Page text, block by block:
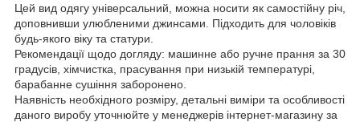
Цей вид одягу універсальний, можна носити як самостійну річ,
доповнивши улюбленими джинсами. Підходить для чоловіків
будь-якого віку та статури.
Рекомендації щодо догляду: машинне або ручне прання за 30
градусів, хімчистка, прасування при низькій температурі,
барабанне сушіння заборонено.
Наявність необхідного розміру, детальні виміри та особливості
даного виробу уточнюйте у менеджерів інтернет-магазину за